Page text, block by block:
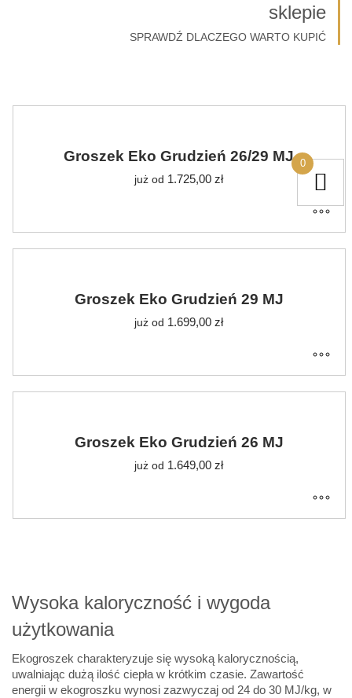
sklepie
SPRAWDŹ DLACZEGO WARTO KUPIĆ
Groszek Eko Grudzień 26/29 MJ
już od 1.725,00zł
Groszek Eko Grudzień 29 MJ
już od 1.699,00zł
Groszek Eko Grudzień 26 MJ
już od 1.649,00zł
Wysoka kaloryczność i wygoda
użytkowania
Ekogroszek charakteryzuje się wysoką kalorycznością,
uwalniając dużą ilość ciepła w krótkim czasie. Zawartość
energii w ekogroszku wynosi zazwyczaj od 24 do 30 MJ/kg, w
0